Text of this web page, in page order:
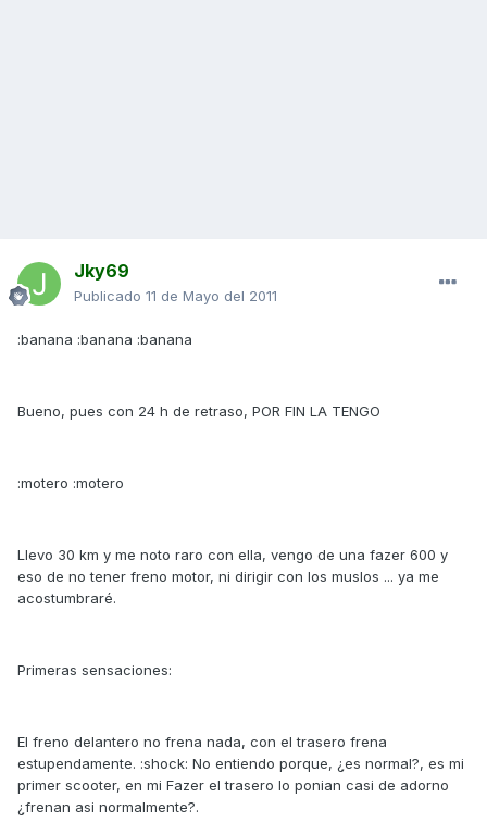
Jky69
Publicado 11 de Mayo del 2011
:banana :banana :banana
Bueno, pues con 24 h de retraso, POR FIN LA TENGO
:motero :motero
Llevo 30 km y me noto raro con ella, vengo de una fazer 600 y
eso de no tener freno motor, ni dirigir con los muslos ... ya me
acostumbraré.
Primeras sensaciones:
El freno delantero no frena nada, con el trasero frena
estupendamente. :shock: No entiendo porque, ¿es normal?, es mi
primer scooter, en mi Fazer el trasero lo ponian casi de adorno
¿frenan asi normalmente?.